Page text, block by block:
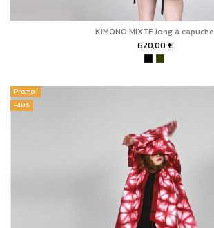
KIMONO MIXTE long à capuche
620,00 €
Promo !
-40%